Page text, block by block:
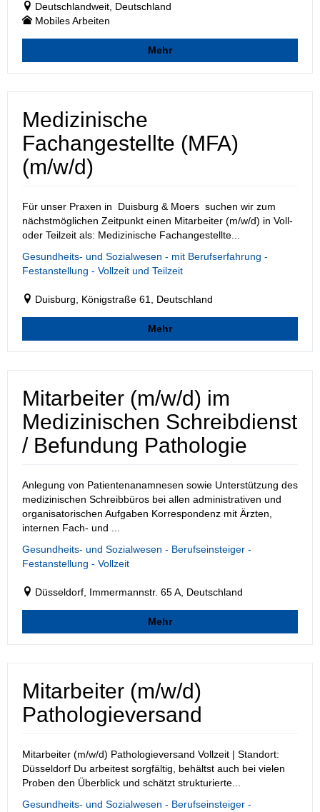
Deutschlandweit, Deutschland
Mobiles Arbeiten
Mehr
Medizinische
Fachangestellte (MFA)
(m/w/d)
Für unser Praxen in Duisburg & Moers suchen wir zum
nächstmöglichen Zeitpunkt einen Mitarbeiter (m/w/d) in Voll-
oder Teilzeit als: Medizinische Fachangestellte...
Gesundheits- und Sozialwesen - mit Berufserfahrung -
Festanstellung - Vollzeit und Teilzeit
Duisburg, Königstraße 61, Deutschland
Mehr
Mitarbeiter (m/w/d) im
Medizinischen Schreibdienst
/ Befundung Pathologie
Anlegung von Patientenanamnesen sowie Unterstützung des
medizinischen Schreibbüros bei allen administrativen und
organisatorischen Aufgaben Korrespondenz mit Ärzten,
internen Fach- und ...
Gesundheits- und Sozialwesen - Berufseinsteiger -
Festanstellung - Vollzeit
Düsseldorf, Immermannstr. 65 A, Deutschland
Mehr
Mitarbeiter (m/w/d)
Pathologieversand
Mitarbeiter (m/w/d) Pathologieversand Vollzeit | Standort:
Düsseldorf Du arbeitest sorgfältig, behältst auch bei vielen
Proben den Überblick und schätzt strukturierte...
Gesundheits- und Sozialwesen - Berufseinsteiger -